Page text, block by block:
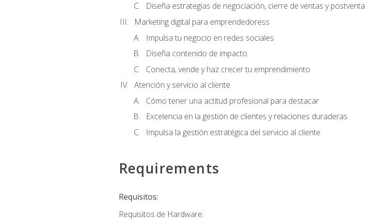
Diseña estrategias de negociación, cierre de ventas y postventa
Marketing digital para emprendedoress
Impulsa tu negocio en redes sociales
Diseña contenido de impacto
Conecta, vende y haz crecer tu emprendimiento
Atención y servicio al cliente
Cómo tener una actitud profesional para destacar
Excelencia en la gestión de clientes y relaciones duraderas
Impulsa la gestión estratégica del servicio al cliente
Requirements
Requisitos:
Requisitos de Hardware: